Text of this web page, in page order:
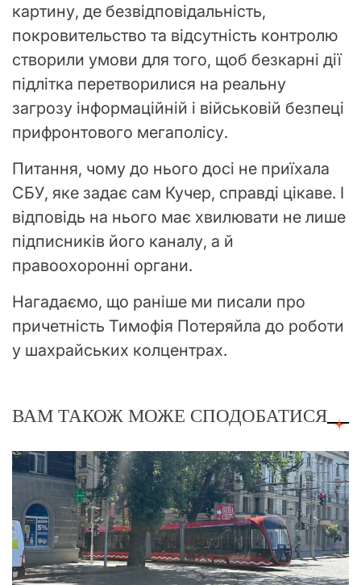
картину, де безвідповідальність,
покровительство та відсутність контролю
створили умови для того, щоб безкарні дії
підлітка перетворилися на реальну
загрозу інформаційній і військовій безпеці
прифронтового мегаполісу.
Питання, чому до нього досі не приїхала
СБУ, яке задає сам Кучер, справді цікаве. І
відповідь на нього має хвилювати не лише
підписників його каналу, а й
правоохоронні органи.
Нагадаємо, що раніше ми писали про
причетність Тимофія Потеряйла до роботи
у шахрайських колцентрах.
ВАМ ТАКОЖ МОЖЕ СПОДОБАТИСЯ